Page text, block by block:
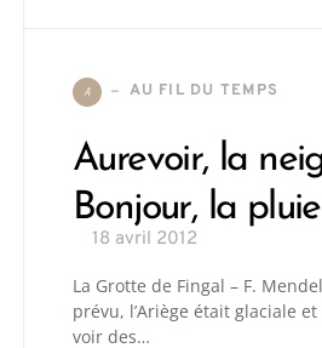
A AU FIL DU TEMPS
Aurevoir, la
Bonjour, la pluie
18 avril 2012
La Grotte de Fingal – F.
prévu, l’Ariège était glaciale
voir des…